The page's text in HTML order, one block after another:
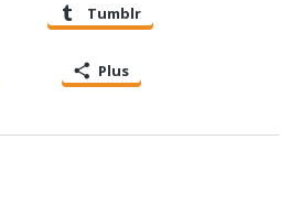
Tumblr
Plus